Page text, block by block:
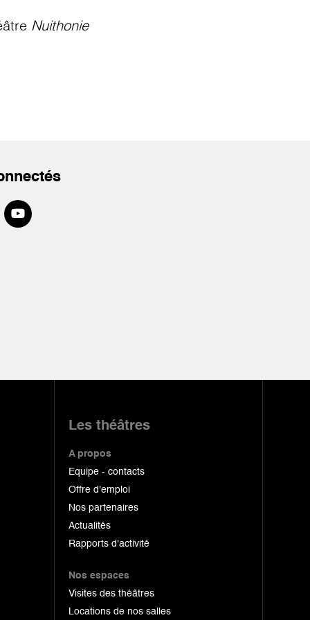
Nuithonie
Les théâtres
A propos
Equipe - contacts
Offre d'emploi
Nos partenaires
Actualités
Rapports d'activité
Nos espaces
Visites des théâtres
Locations de nos salles